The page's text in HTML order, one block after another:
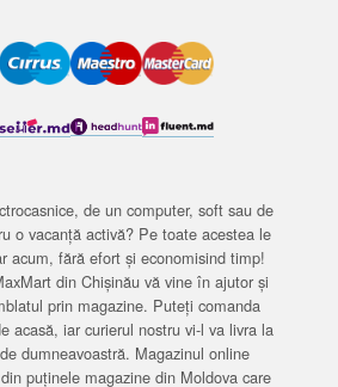
de un computer, soft sau de
o vacanță activă? Pe toate acestea le
acum, fără efort și economisind timp!
din Chișinău vă vine în ajutor și
prin magazine. Puteți comanda
acasă, iar curierul nostru vi-l va livra la
dumneavoastră. Magazinul online
puținele magazine din Moldova care